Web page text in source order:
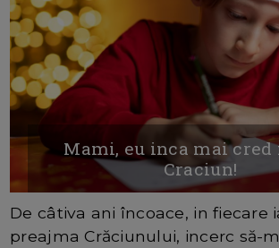
Mami, eu inca mai cred
Craciun!
De câtiva ani încoace, in fiecare
preajma Crăciunului, incerc să-